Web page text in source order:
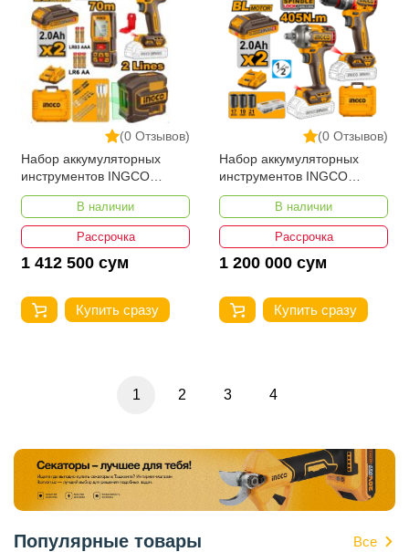
(0 Отзывов)
Набор аккумуляторных
инструментов INGCO
COSLI251001
В наличии
Рассрочка
1 412 500 сум
Купить сразу
(0 Отзывов)
Набор аккумуляторных
инструментов INGCO
CKLI20286
В наличии
Рассрочка
1 200 000 сум
Купить сразу
1 2 3 4
Популярные товары Все